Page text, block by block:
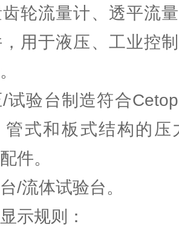
轮流量计、透平流
用于液压、工业控
试验台制造符合
管式和板式结构的压
件。
/流体试验台。
示规则：